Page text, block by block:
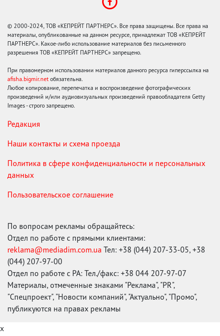
© 2000-2024, ТОВ «КЕПРЕЙТ ПАРТНЕРС». Все права защищены. Все права на
материалы, опубликованные на данном ресурсе, принадлежат ТОВ «КЕПРЕЙТ
ПАРТНЕРС». Какое-либо использование материалов без письменного
разрешения ТОВ «КЕПРЕЙТ ПАРТНЕРС» запрещено.
При правомерном использовании материалов данного ресурса гиперссылка на
afisha.bigmir.net обязательна.
Любое копирование, перепечатка и воспроизведение фотографических
произведений и/или аудиовизуальных произведений правообладателя Getty
Images - строго запрещено.
Редакция
Наши контакты и схема проезда
Политика в сфере конфиденциальности и персональных
данных
Пользовательское соглашение
По вопросам рекламы обращайтесь:
Отдел по работе с прямыми клиентами:
reklama@mediadim.com.ua Тел: +38 (044) 207-33-05, +38
(044) 207-97-00
Отдел по работе с РА: Тел./факс: +38 044 207-97-07
Материалы, отмеченные знаками "Реклама", "PR",
"Спецпроект", "Новости компаний", "Актуально", "Промо",
публикуются на правах рекламы
x